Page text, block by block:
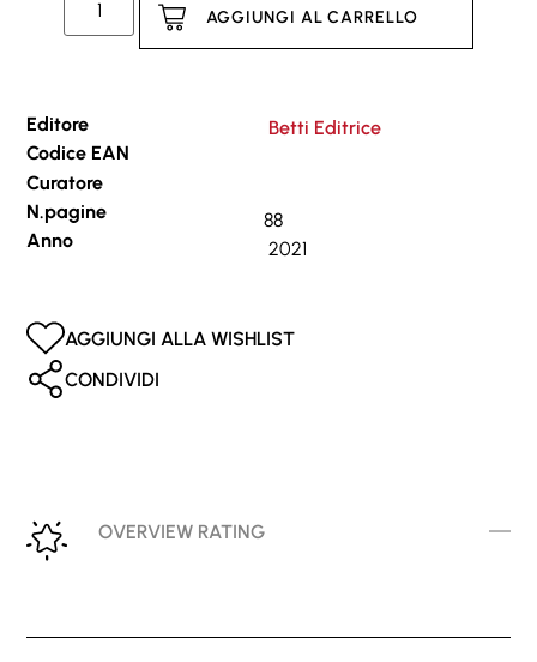
AGGIUNGI AL CARRELLO
Editore
Betti Editrice
Codice EAN
Curatore
N.pagine
88
Anno
2021
AGGIUNGI ALLA WISHLIST
CONDIVIDI
OVERVIEW RATING